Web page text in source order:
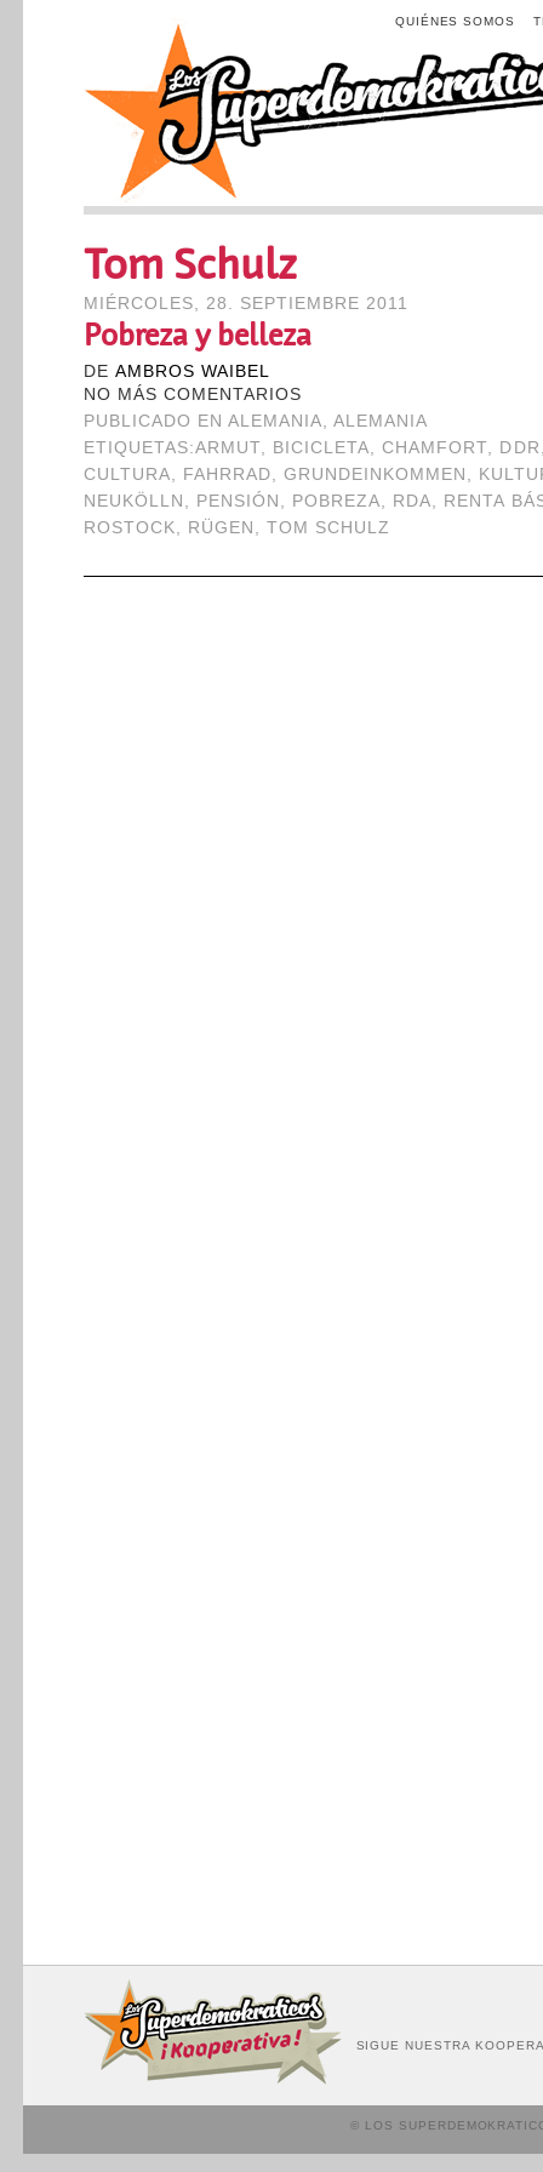
QUIÉNES SOMOS
Tom Schulz
MIÉRCOLES, 28. SEPTIEMBRE 2011
Pobreza y belleza
DE AMBROS WAIBEL
NO MÁS COMENTARIOS
PUBLICADO EN ALEMANIA,ALEMANIA
ETIQUETAS:ARMUT, BICICLETA,CHAMFORT, DDR
CULTURA, FAHRRAD, GRUNDEINKOMMEN ,
NEUKÖLLN , PENSIÓN , POBREZA, RDA, RENTA
ROSTOCK, RÜGEN , TOM SCHULZ
SIGUE NUESTRA
© LOS